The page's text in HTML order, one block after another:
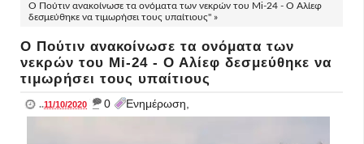
Ο Πούτιν ανακοίνωσε τα ονόματα των νεκρών του Mi-24 - Ο Αλίεφ
δεσμεύθηκε να τιμωρήσει τους υπαίτιους" »
Ο Πούτιν ανακοίνωσε τα ονόματα των
νεκρών του Mi-24 - Ο Αλίεφ δεσμεύθηκε να
τιμωρήσει τους υπαίτιους
..11/10/2020 _ 0 Ενημέρωση,